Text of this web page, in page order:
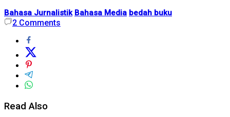
Bahasa Jurnalistik Bahasa Media bedah buku
2 Comments
Read Also